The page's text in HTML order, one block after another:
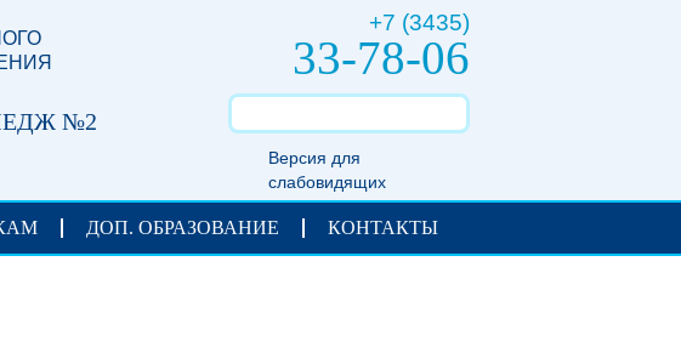
+7 (3435)
33-78-06
Версия для
слабовидящих
№2
ДОП. ОБРАЗОВАНИЕ КОНТАКТЫ